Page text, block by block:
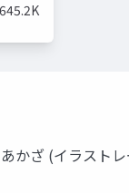
645.2K
かざ (イラスト